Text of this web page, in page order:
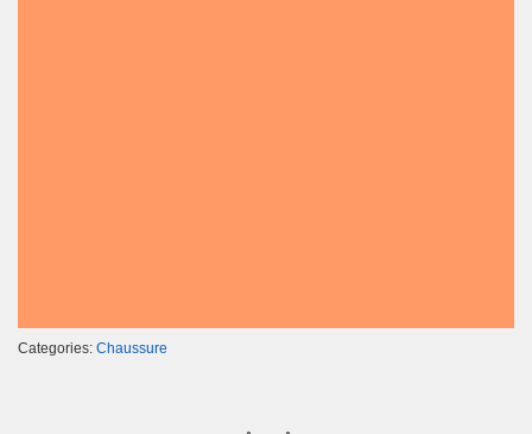
Categories: Chaussure